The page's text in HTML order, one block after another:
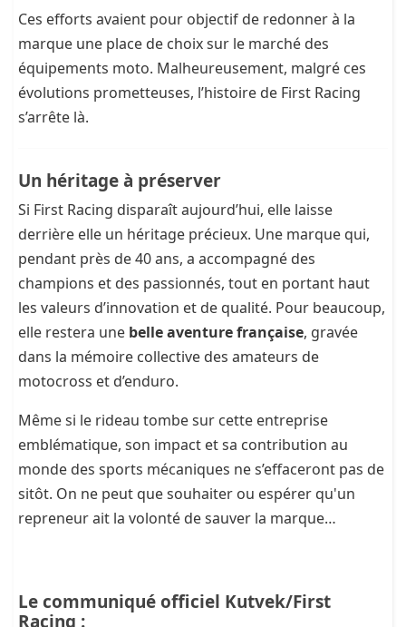
Ces efforts avaient pour objectif de redonner à la
marque une place de choix sur le marché des
équipements moto. Malheureusement, malgré ces
évolutions prometteuses, l’histoire de First Racing
s’arrête là.
Un héritage à préserver
Si First Racing disparaît aujourd’hui, elle laisse
derrière elle un héritage précieux. Une marque qui,
pendant près de 40 ans, a accompagné des
champions et des passionnés, tout en portant haut
les valeurs d’innovation et de qualité. Pour beaucoup,
elle restera une belle aventure française, gravée
dans la mémoire collective des amateurs de
motocross et d’enduro.
Même si le rideau tombe sur cette entreprise
emblématique, son impact et sa contribution au
monde des sports mécaniques ne s’effaceront pas de
sitôt. On ne peut que souhaiter ou espérer qu'un
repreneur ait la volonté de sauver la marque…
Le communiqué officiel Kutvek/First
Racing :